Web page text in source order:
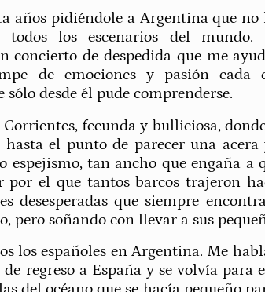
años pidiéndole a Argentina que
los escenarios del mundo.
concierto de despedida que me
de emociones y pasión
desde él pude comprenderse.
fecunda y bulliciosa,
el punto de parecer una
espejismo, tan ancho que engaña
el que tantos barcos trajeron
desesperadas que siempre
pero soñando con llevar a sus
los españoles en Argentina. Me
regreso a España y se volvía para